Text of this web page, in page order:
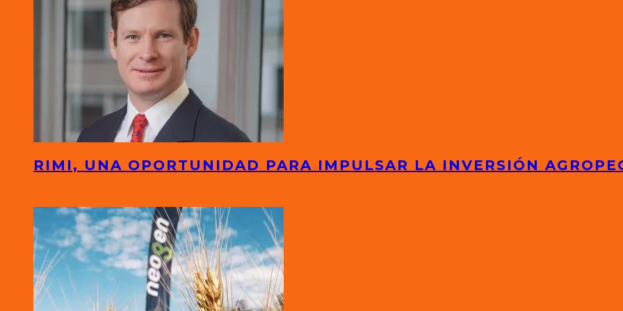
RIMI, UNA OPORTUNIDAD PARA IMPULSAR LA INVERSIÓN